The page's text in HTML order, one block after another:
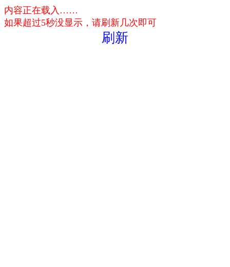
内容正在载入……
如果超过5秒没显示，请刷新几次即可
刷新